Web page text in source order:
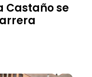
Castaño se